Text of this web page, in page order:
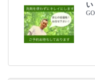
い